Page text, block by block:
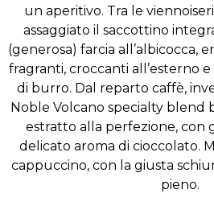
un aperitivo. Tra le
assaggiato il saccottino
(generosa) farcia all’albicocca,
fragranti, croccanti all’esterno
di burro. Dal reparto caffè,
Noble Volcano specialty blend
estratto alla perfezione, con
delicato aroma di cioccolato.
cappuccino, con la giusta
pieno.